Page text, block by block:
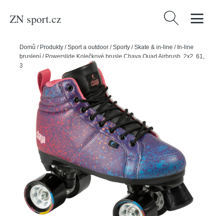
ZN sport.cz Vyhledávání
Domů / Produkty /Sport a outdoor /Sporty /Skate & in-line / In-line
bruslení / Powerslide Kolečkové brusle Chaya Quad Airbrush, 2x2, 61,
36